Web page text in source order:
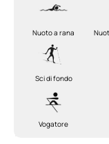
Nuoto a rana
Sci di fondo
Vogatore